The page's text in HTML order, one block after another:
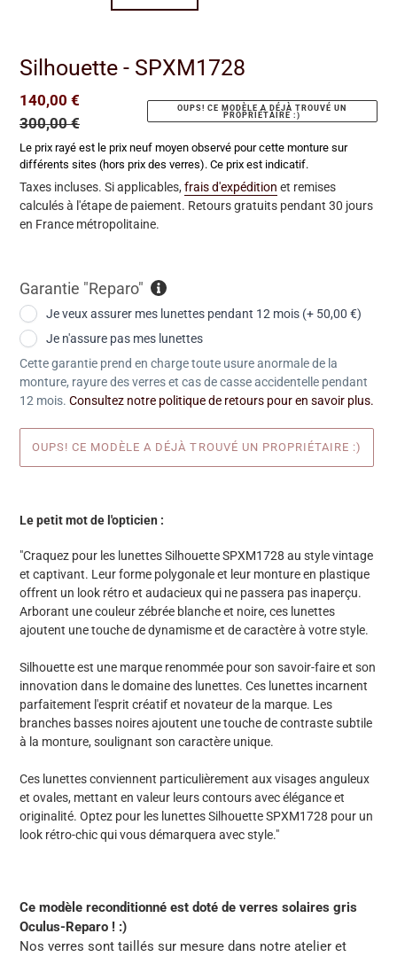
Silhouette - SPXM1728
Prix
réduit
140,00 €
300,00 €
OUPS! CE MODÈLE A DÉJÀ TROUVÉ UN
PROPRIÉTAIRE :)
Le prix rayé est le prix neuf moyen observé pour cette monture sur
différents sites (hors prix des verres). Ce prix est indicatif.
Taxes incluses. Si applicables, frais d'expédition et remises
calculés à l'étape de paiement. Retours gratuits pendant 30 jours
en France métropolitaine.
Garantie "Reparo"
Je veux assurer mes lunettes pendant 12 mois (+ 50,00 €)
Je n'assure pas mes lunettes
Cette garantie prend en charge toute usure anormale de la
monture, rayure des verres et cas de casse accidentelle pendant
12 mois. Consultez notre politique de retours pour en savoir plus.
OUPS! CE MODÈLE A DÉJÀ TROUVÉ UN PROPRIÉTAIRE :)
paire
à
panier
Le petit mot de l'opticien :
"Craquez pour les lunettes Silhouette SPXM1728 au style vintage
et captivant. Leur forme polygonale et leur monture en plastique
offrent un look rétro et audacieux qui ne passera pas inaperçu.
Arborant une couleur zébrée blanche et noire, ces lunettes
ajoutent une touche de dynamisme et de caractère à votre style.
Silhouette est une marque renommée pour son savoir-faire et son
innovation dans le domaine des lunettes. Ces lunettes incarnent
parfaitement l'esprit créatif et novateur de la marque. Les
branches basses noires ajoutent une touche de contraste subtile
à la monture, soulignant son caractère unique.
Ces lunettes conviennent particulièrement aux visages anguleux
et ovales, mettant en valeur leurs contours avec élégance et
originalité. Optez pour les lunettes Silhouette SPXM1728 pour un
look rétro-chic qui vous démarquera avec style."
Ce modèle reconditionné est doté de verres solaires gris
Oculus-Reparo ! :)
Nos verres sont taillés sur mesure dans notre atelier et